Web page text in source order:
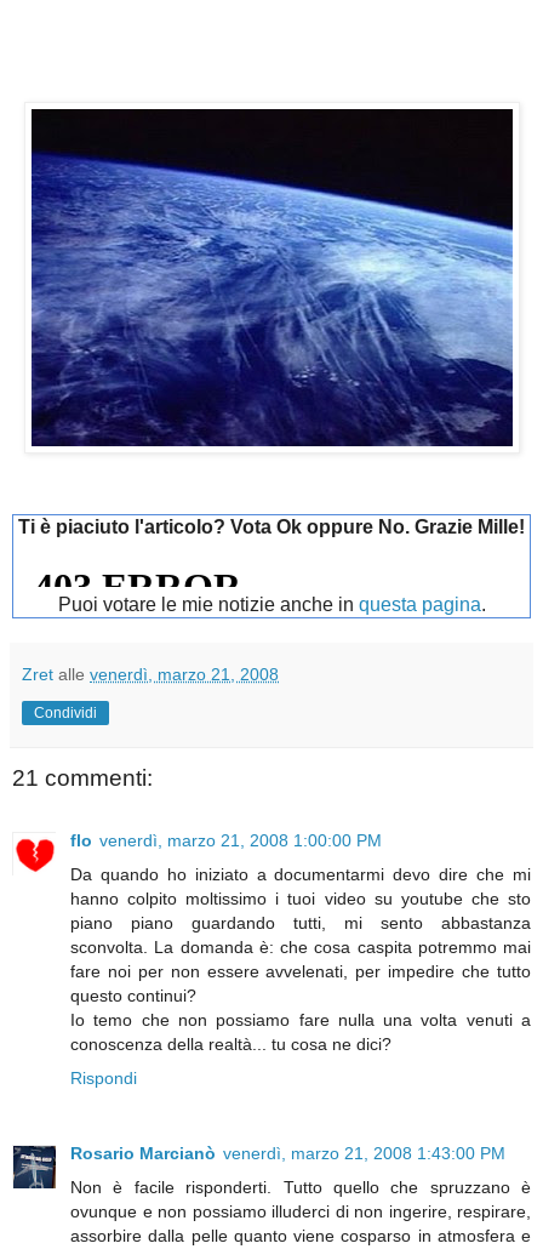
Ti è piaciuto l'articolo? Vota Ok oppure No. Grazie Mille!
Puoi votare le mie notizie anche in questa pagina.
Zret alle venerdì, marzo 21, 2008
Condividi
21 commenti:
flo venerdì, marzo 21, 2008 1:00:00 PM
Da quando ho iniziato a documentarmi devo dire che mi
hanno colpito moltissimo i tuoi video su youtube che sto
piano piano guardando tutti, mi sento abbastanza
sconvolta. La domanda è: che cosa caspita potremmo mai
fare noi per non essere avvelenati, per impedire che tutto
questo continui?
Io temo che non possiamo fare nulla una volta venuti a
conoscenza della realtà... tu cosa ne dici?
Rispondi
Rosario Marcianò venerdì, marzo 21, 2008 1:43:00 PM
Non è facile risponderti. Tutto quello che spruzzano è
ovunque e non possiamo illuderci di non ingerire, respirare,
assorbire dalla pelle quanto viene cosparso in atmosfera e